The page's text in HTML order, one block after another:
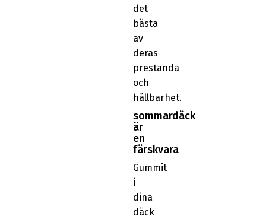
det
bästa
av
deras
prestanda
och
hållbarhet.
sommardäck
är
en
färskvara
Gummit
i
dina
däck